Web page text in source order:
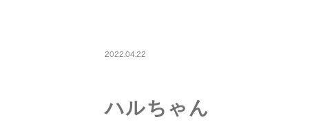
2022.04.22
ハルちゃん